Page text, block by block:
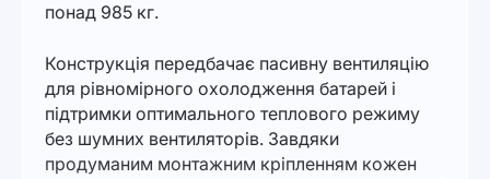
понад 985 кг.
Конструкція передбачає пасивну вентиляцію
для рівномірного охолодження батарей і
підтримки оптимального теплового режиму
без шумних вентиляторів. Завдяки
продуманим монтажним кріпленням кожен